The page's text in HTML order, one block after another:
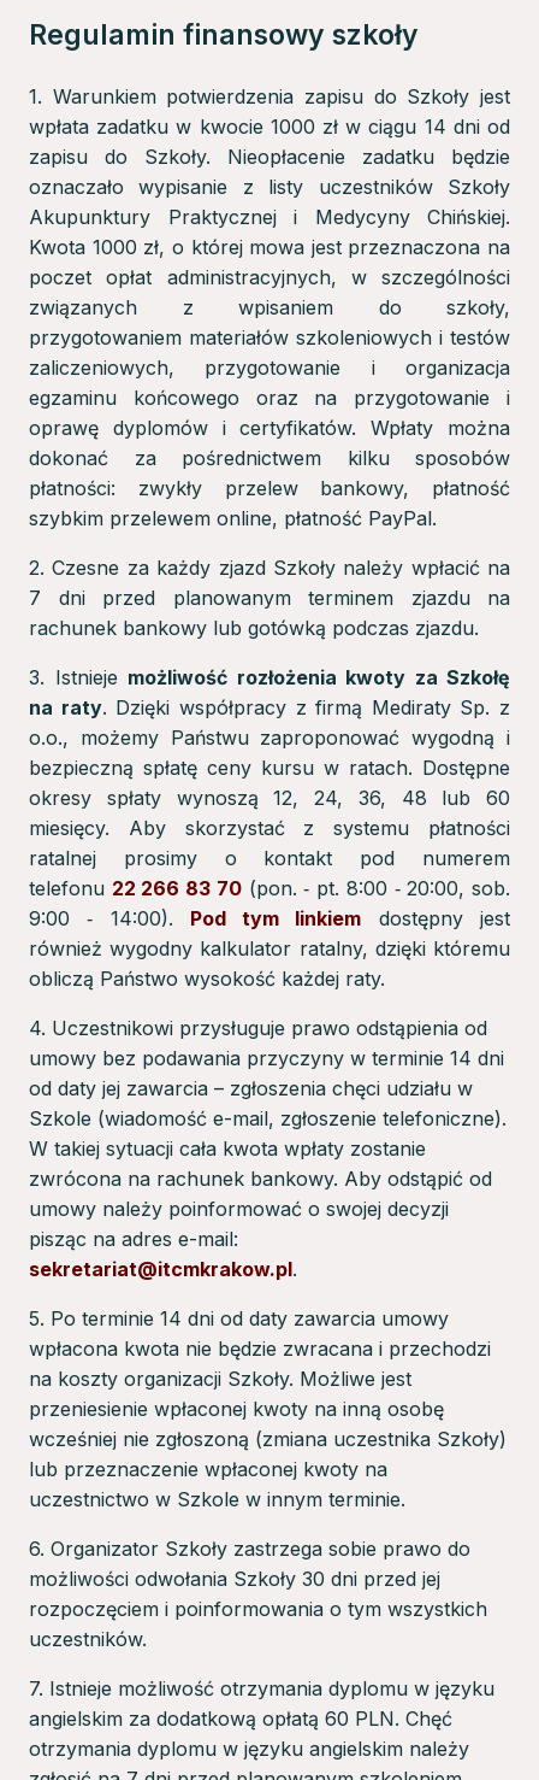
Regulamin finansowy szkoły
1. Warunkiem potwierdzenia zapisu do Szkoły jest
wpłata zadatku w kwocie 1000 zł w ciągu 14 dni od
zapisu do Szkoły. Nieopłacenie zadatku będzie
oznaczało wypisanie z listy uczestników Szkoły
Akupunktury Praktycznej i Medycyny Chińskiej.
Kwota 1000 zł, o której mowa jest przeznaczona na
poczet opłat administracyjnych, w szczególności
związanych z wpisaniem do szkoły,
przygotowaniem materiałów szkoleniowych i testów
zaliczeniowych, przygotowanie i organizacja
egzaminu końcowego oraz na przygotowanie i
oprawę dyplomów i certyfikatów. Wpłaty można
dokonać za pośrednictwem kilku sposobów
płatności: zwykły przelew bankowy, płatność
szybkim przelewem online, płatność PayPal.
2. Czesne za każdy zjazd Szkoły należy wpłacić na
7 dni przed planowanym terminem zjazdu na
rachunek bankowy lub gotówką podczas zjazdu.
3. Istnieje możliwość rozłożenia kwoty za Szkołę
na raty. Dzięki współpracy z firmą Mediraty Sp. z
o.o., możemy Państwu zaproponować wygodną i
bezpieczną spłatę ceny kursu w ratach. Dostępne
okresy spłaty wynoszą 12, 24, 36, 48 lub 60
miesięcy. Aby skorzystać z systemu płatności
ratalnej prosimy o kontakt pod numerem
telefonu 22 266 83 70(pon. ‑ pt. 8:00 ‑ 20:00, sob.
9:00 ‑ 14:00). Pod tym linkiem dostępny jest
również wygodny kalkulator ratalny, dzięki któremu
obliczą Państwo wysokość każdej raty.
4. Uczestnikowi przysługuje prawo odstąpienia od
umowy bez podawania przyczyny w terminie 14 dni
od daty jej zawarcia – zgłoszenia chęci udziału w
Szkole (wiadomość e-mail, zgłoszenie telefoniczne).
W takiej sytuacji cała kwota wpłaty zostanie
zwrócona na rachunek bankowy. Aby odstąpić od
umowy należy poinformować o swojej decyzji
pisząc na adres e-mail:
sekretariat@itcmkrakow.pl.
5. Po terminie 14 dni od daty zawarcia umowy
wpłacona kwota nie będzie zwracana i przechodzi
na koszty organizacji Szkoły. Możliwe jest
przeniesienie wpłaconej kwoty na inną osobę
wcześniej nie zgłoszoną (zmiana uczestnika Szkoły)
lub przeznaczenie wpłaconej kwoty na
uczestnictwo w Szkole w innym terminie.
6. Organizator Szkoły zastrzega sobie prawo do
możliwości odwołania Szkoły 30 dni przed jej
rozpoczęciem i poinformowania o tym wszystkich
uczestników.
7. Istnieje możliwość otrzymania dyplomu w języku
angielskim za dodatkową opłatą 60 PLN. Chęć
otrzymania dyplomu w języku angielskim należy